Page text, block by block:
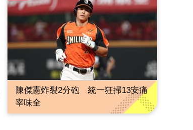
陳傑憲炸裂2分砲 統一狂掃13安痛
宰味全